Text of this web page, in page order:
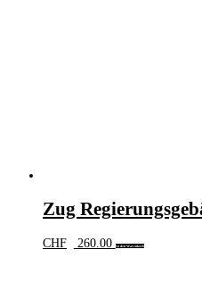
Zug
CHF 260.00 In den Warenkorb